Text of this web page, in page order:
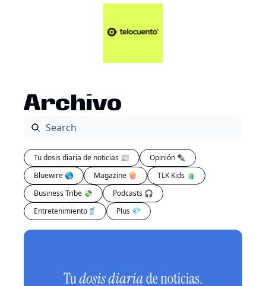
Artículos 📑
Plus 💎
Archivo
Tu dosis diaria de noticias 📰
Opinión ✒️
Bluewire 🌎
Magazine 🍿
TLK Kids 🧃
Business Tribe 💸
Podcasts 🎧
Entretenimiento🥤
Plus 💎